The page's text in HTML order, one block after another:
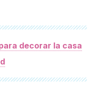
decorar la casa